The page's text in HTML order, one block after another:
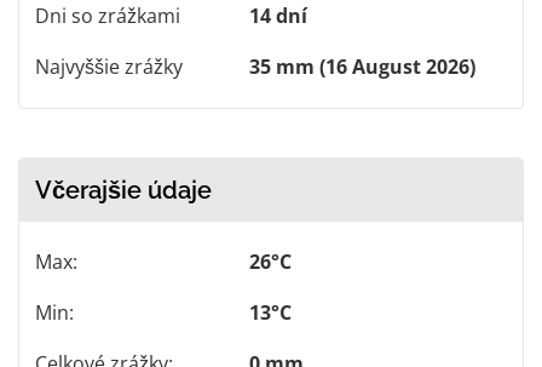
Dni so zrážkami
14 dní
Najvyššie zrážky
35 mm (16 August 2026)
Včerajšie údaje
Max:
26°C
Min:
13°C